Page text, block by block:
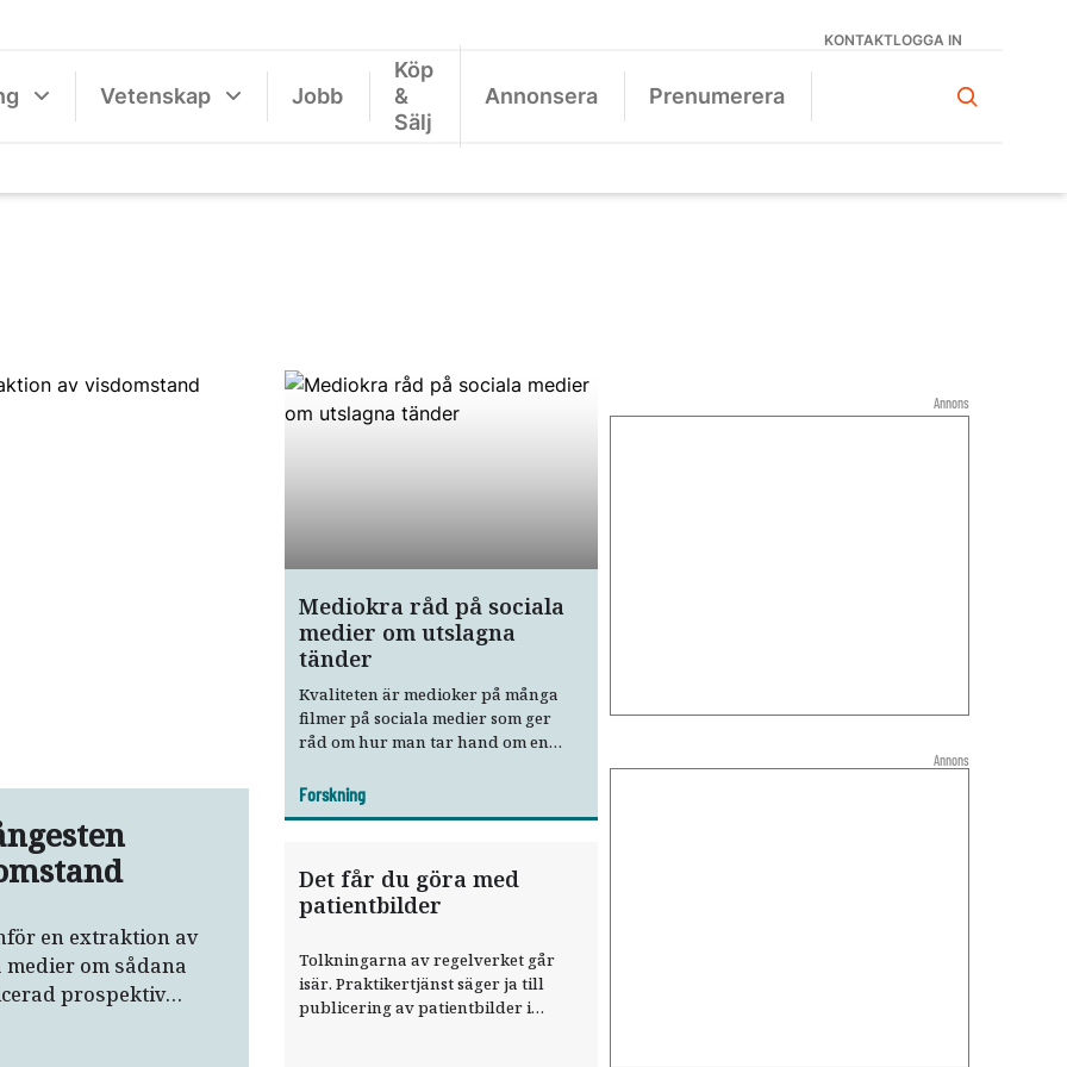
KONTAKTLOGGA IN
Vetenskap Jobb
Köp
&
Sälj
Annonsera Prenumerera
en extraktion av
om sådana
prospektiv
Mediokra råd på sociala
medier om utslagna
tänder
Kvaliteten är medioker på många
filmer på sociala medier som ger
råd om hur man tar hand om en
flesta filmerna är gjorda av
tandläkare.
Forskning
Det får du göra med
patientbilder
Tolkningarna av regelverket går
isär. Praktikertjänst säger ja till
publicering av patientbilder i
Annons
Annons